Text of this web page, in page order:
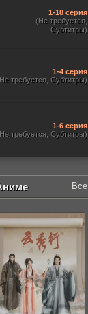
1-18 серия
(Не требуется,
Субтитры)
1-4 серия
требуется, Субтитры)
1-6 серия
требуется, Субтитры)
Все